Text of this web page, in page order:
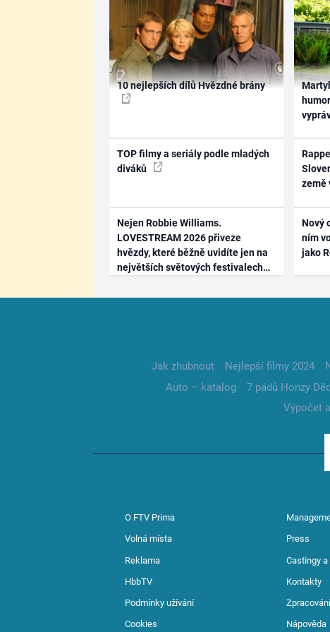
10 nejlepších dílů Hvězdné brány
TOP filmy a seriály podle mladých
diváků
Nejen Robbie Williams.
LOVESTREAM 2026 přiveze
hvězdy, které běžně uvidíte jen na
největších světových festivalech
země
Nový
ním
jako
Jak zhubnout Nejlepší filmy 2024
Auto – katalog
7 pádů Honzy
Výpočet
O FTV Prima
Volná místa Press
Reklama Castingy a
HbbTV Kontakty
Podmínky užívání
Cookies Nápověda